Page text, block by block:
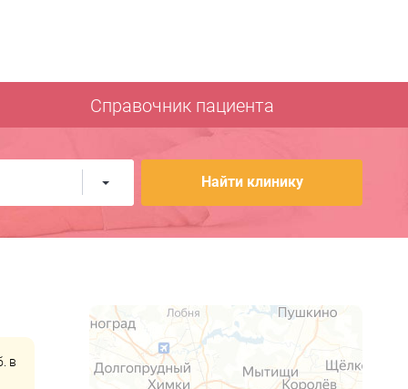
Справочник пациента
Найти клинику
в